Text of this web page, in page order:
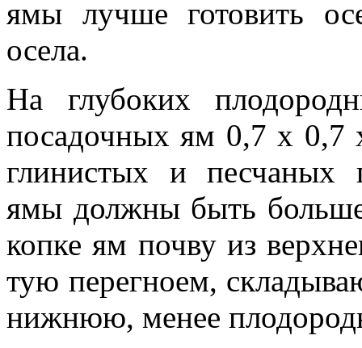
ямы лучше готовить
осела.
На глубоких
посадочных ям 0,7 х 0,7
глинистых и песчаных
ямы должны быть
копке ям почву из
тую перегноем,
ниж­нюю, менее